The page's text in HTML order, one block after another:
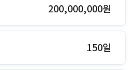
200,000,000원
150일